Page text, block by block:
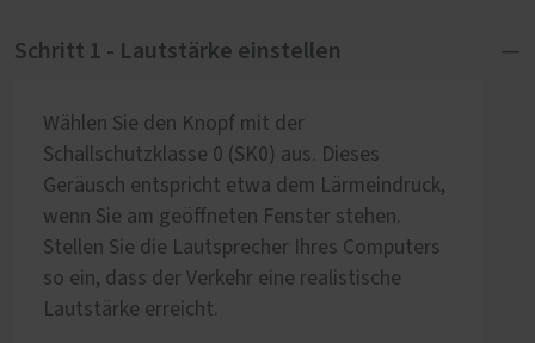
Schritt 1 - Lautstärke einstellen
Wählen Sie den Knopf mit der
Schallschutzklasse 0 (SK0) aus. Dieses
Geräusch entspricht etwa dem Lärmeindruck,
wenn Sie am geöffneten Fenster stehen.
Stellen Sie die Lautsprecher Ihres Computers
so ein, dass der Verkehr eine realistische
Lautstärke erreicht.